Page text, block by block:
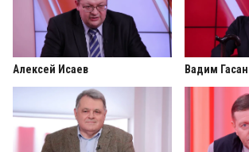
Алексей Исаев Вадим